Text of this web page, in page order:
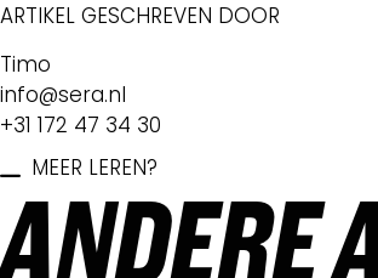
ARTIKEL GESCHREVEN DOOR
Timo
info@sera.nl
+31 172 47 34 30
MEER LEREN?
ANDERE